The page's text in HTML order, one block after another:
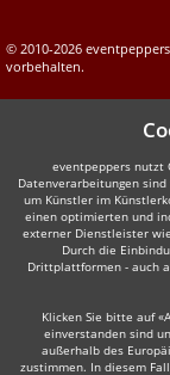
© 2010-2026
vorbehalten.
eventpeppers nutzt
Datenverarbeitungen
um Künstler im
einen optimierten und
externer Dienstleister
Durch die
Drittplattformen - auch
Klicken Sie bitte auf
einverstanden sind
außerhalb des
zustimmen. In diesem